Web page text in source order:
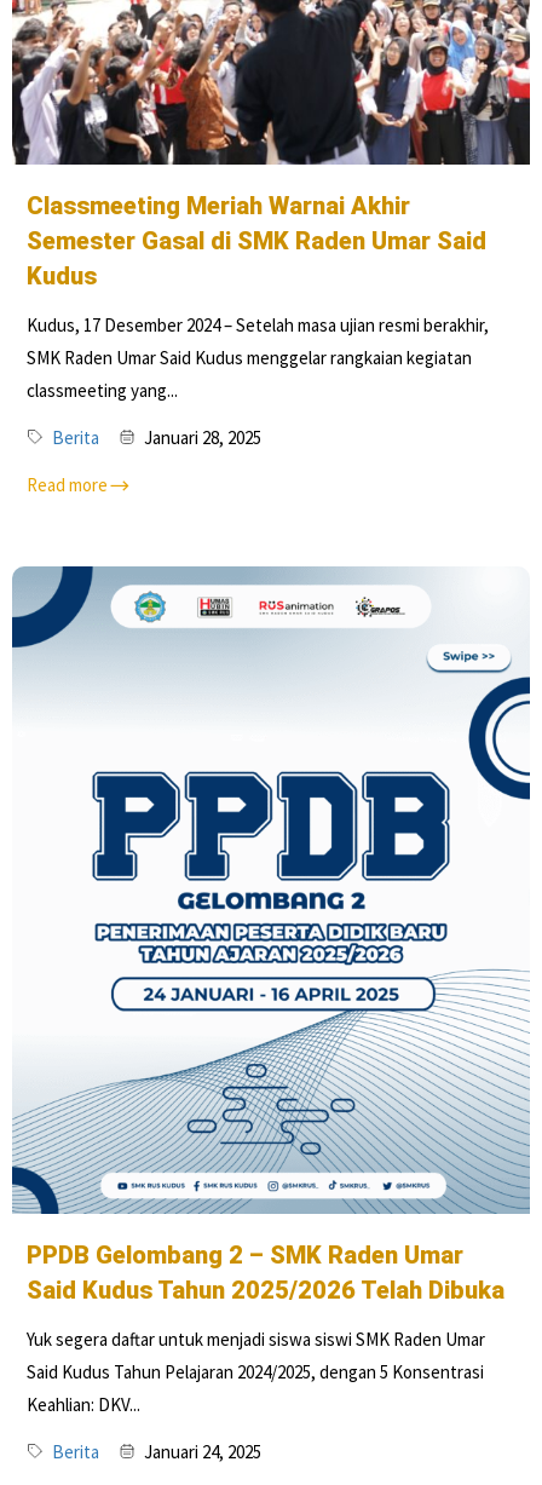
Classmeeting Meriah Warnai Akhir
Semester Gasal di SMK Raden Umar Said
Kudus
Kudus, 17 Desember 2024 – Setelah masa ujian resmi berakhir,
SMK Raden Umar Said Kudus menggelar rangkaian kegiatan
classmeeting yang...
Berita Januari 28, 2025
Read more
PPDB Gelombang 2 – SMK Raden Umar
Said Kudus Tahun 2025/2026 Telah Dibuka
Yuk segera daftar untuk menjadi siswa siswi SMK Raden Umar
Said Kudus Tahun Pelajaran 2024/2025, dengan 5 Konsentrasi
Keahlian: DKV...
Berita Januari 24, 2025